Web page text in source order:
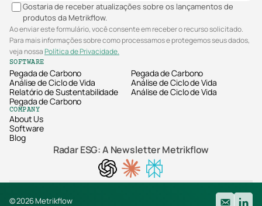
Gostaria de receber atualizações sobre os lançamentos de
produtos da Metrikflow.
Ao enviar este formulário, você consente em receber o recurso solicitado.
Para mais informações sobre como processamos e protegemos seus dados,
veja nossaPolítica de Privacidade.
SOFTWARE
Pegada de Carbono
Análise de Ciclo de Vida
Relatório de Sustentabilidade
Pegada de Carbono
Pegada de Carbono
Análise de Ciclo de Vida
Análise de Ciclo de Vida
COMPANY
About Us
Software
Blog
Radar ESG: A Newsletter Metrikflow
©2026Metrikflow